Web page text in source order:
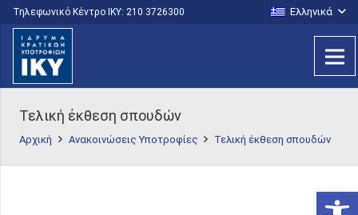
Τηλεφωνικό Κέντρο IKY: 210 3726300 Ελληνικά
Τελική έκθεση σπουδών
Αρχική Ανακοινώσεις Υποτροφίες Τελική έκθεση σπουδών